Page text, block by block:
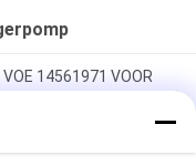
VOE 14561971 VOOR
14537295 VOOR